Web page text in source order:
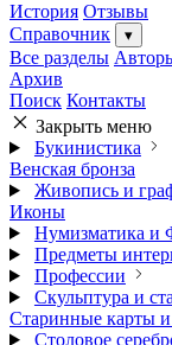
История Отзывы
Справочник
▾
Все разделы
Архив
Поиск Контакты
Закрыть меню
Букинистика
Венская бронза
Живопись и
Иконы
Нумизматика и
Предметы
Профессии
Скульптура и
Старинные карты
Столовое